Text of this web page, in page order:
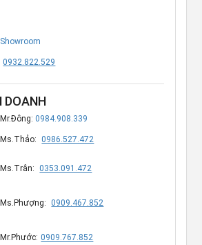
Showroom
0932.822.529
DOANH
Mr.Đông:0984.908.339
Ms.Thảo: 0986.527.472
Ms.Trân: 0353.091.472
Ms.Phượng: 0909.467.852
Mr.Phước: 0909.767.852